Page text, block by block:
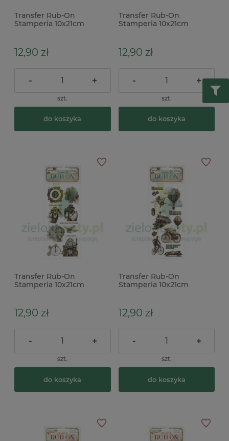
Transfer Rub-On
Stamperia 10x21cm
12,90 zł
- +
szt.
do koszyka
Transfer Rub-On
Stamperia 10x21cm
12,90 zł
- +
szt.
do koszyka
Transfer Rub-On
Stamperia 10x21cm
12,90 zł
- +
szt.
do koszyka
Transfer Rub-On
Stamperia 10x21cm
12,90 zł
- +
szt.
do koszyka